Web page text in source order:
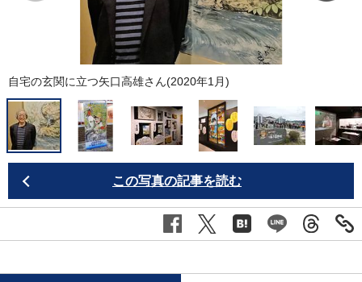
自宅の玄関に立つ矢口高雄さん(2020年1月)
この写真の記事を読む